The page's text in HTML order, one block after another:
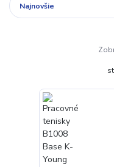
Najnovšie